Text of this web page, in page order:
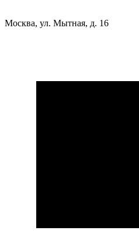
Москва, ул. Мытная, д. 16